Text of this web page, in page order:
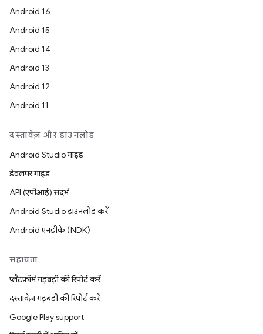
Android 16
Android 15
Android 14
Android 13
Android 12
Android 11
दस्तावेज़ और डाउनलोड
Android Studio गाइड
डेवलपर गाइड
API (एपीआई) संदर्भ
Android Studio डाउनलोड करें
Android एनडीके (NDK)
सहायता
प्लैटफ़ॉर्म गड़बड़ी की रिपोर्ट करें
दस्तावेज़ गड़बड़ी की रिपोर्ट करें
Google Play support